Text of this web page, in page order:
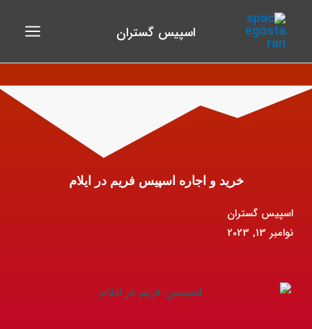
اسپیس گستران
خرید و اجاره اسپیس فریم در ایلام
اسپیس گستران
نوامبر 13, 2023